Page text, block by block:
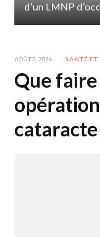
d’un LMNP
AOÛT 3, 2026 SANTÉ ET
Que
cataracte